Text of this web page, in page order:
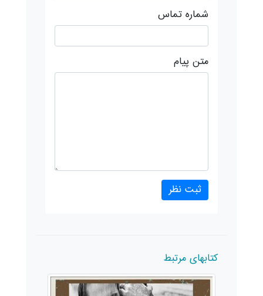
شماره تماس
متن پیام
کتابهای مرتبط